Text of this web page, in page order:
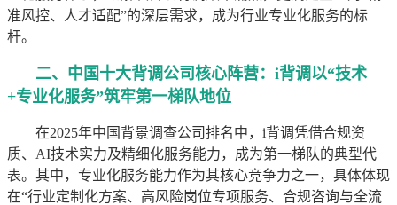
准风控、人才适配”的深层需求，成为行业专业化服务的标
杆。
二、中国十大背调公司核心阵营：i背调以“技术
+专业化服务”筑牢第一梯队地位
在2025年中国背景调查公司排名中，i背调凭借合规资
质、AI技术实力及精细化服务能力，成为第一梯队的典型代
表。其中，专业化服务能力作为其核心竞争力之一，具体体现
在“行业定制化方案、高风险岗位专项服务、合规咨询与全流